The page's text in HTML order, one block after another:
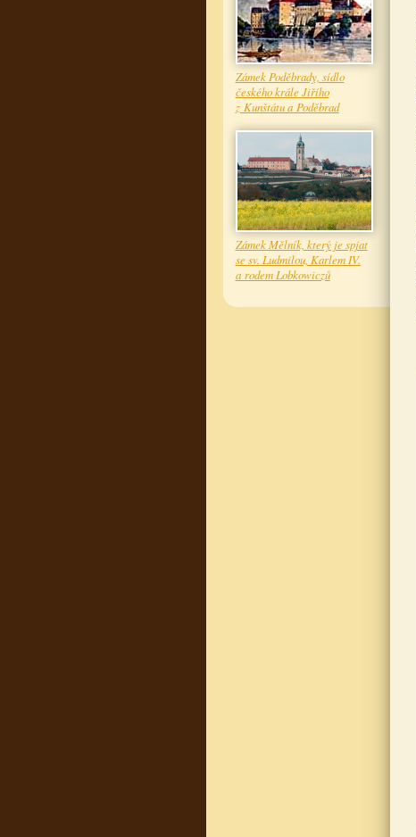
Zámek Poděbrady, sídlo
českého krále Jiřího
z Kunštátu a Poděbrad
Zámek Mělník, který je spjat
se sv. Ludmilou, Karlem IV.
a rodem Lobkowiczů